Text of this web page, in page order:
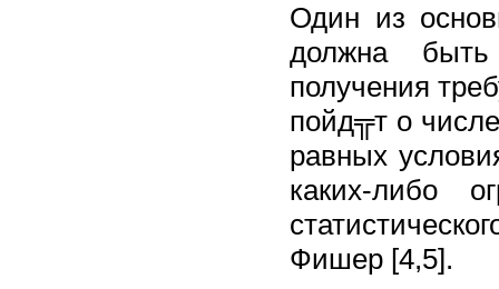
Один из
должна
получения
пойд╦т о
равных
каких-либо
Фишер [4,5].